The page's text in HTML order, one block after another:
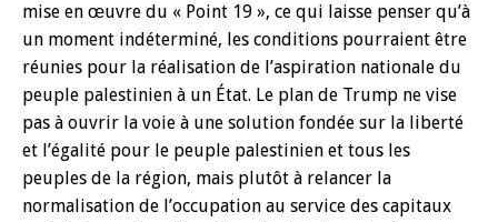
mise en œuvre du « Point 19 », ce qui laisse penser qu’à
un moment indéterminé, les conditions pourraient être
réunies pour la réalisation de l’aspiration nationale du
peuple palestinien à un État. Le plan de Trump ne vise
pas à ouvrir la voie à une solution fondée sur la liberté
et l’égalité pour le peuple palestinien et tous les
peuples de la région, mais plutôt à relancer la
normalisation de l’occupation au service des capitaux